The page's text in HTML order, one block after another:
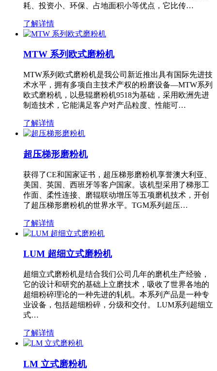
耗、投资小、环保、占地面积小等优点，它比传…
了解详情
MTW 系列欧式磨粉机
MTW系列欧式磨粉机是我公司新近推出具有国际先进技
术水平，拥有多项自主技术产权的粉磨设备—MTW系列
欧式磨粉机，以悬辊磨粉机9518为基础，采用欧洲先进
制造技术，它能满足客户对产品粒度、性能可…
了解详情
超压梯形磨粉机
获得了CE和国家证书，超压梯形磨粉机享誉澳大利亚、
美国、英国、西班牙等客户国家。该机型采用了梯形工
作面、柔性连接、磨辊联动增压等五项磨机技术，开创
了超压梯形磨粉机的世界水平。TGM系列超压…
了解详情
LUM 超细立式磨粉机
超细立式磨粉机是结合我们公司几年的磨机生产经验，
它的设计和研究的基础上立磨技术，吸收了世界各地的
超细粉碎理论的一种先进的轧机。本系列产品是一种专
业设备，包括超细粉碎，分级和交付。 LUM系列超细立
式…
了解详情
LM 立式磨粉机